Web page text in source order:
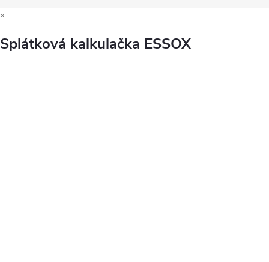
×
Splátková kalkulačka ESSOX